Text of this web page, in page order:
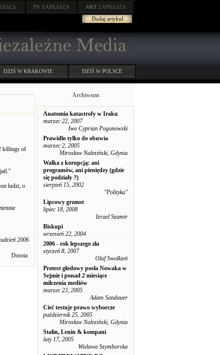
TV ZAPRASZA ART ZAPRASZA
Dodaj artykuł
DZIŚ W KRAKOWIE DZIŚ W POLSCE
killings of
ludzi, o
2006
Dorota
Archiwum
Anatomia katastrofy w Iraku
marzec 22, 2007
Iwo Cyprian Pogonowski
Prawidło tylko do obuwia
marzec 2, 2005
Mirosław Naleziński, Gdynia
Walka z korupcją: ani
programów, ani pieniędzy (gdzie
się podziały ?)
sierpień 15, 2002
"Polityka"
Lipcowy grzmot
lipiec 18, 2008
Izrael Szamir
Biskupi
wrzesień 22, 2004
2006 - rok lepszego zła
styczeń 8, 2007
Olaf Swolkień
Protest głodowy posła Nowaka w
Sejmie i ponad 2 miesiące
milczenia mediów
marzec 23, 2005
Adam Sandauer
Cieć testuje prawo wyborcze
październik 25, 2005
Mirosław Naleziński, Gdynia
Stalin, Lenin & kompani
luty 17, 2005
Wisława Szymborska